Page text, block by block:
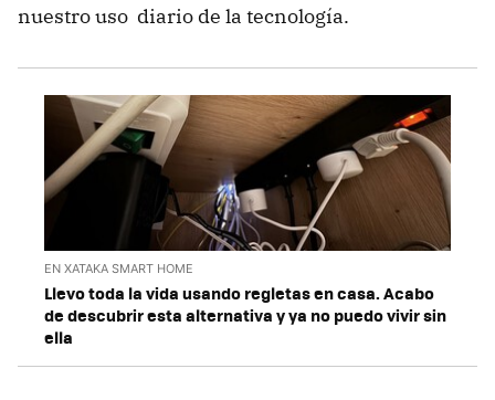
nuestro uso diario de la tecnología.
EN XATAKA SMART HOME
Llevo toda la vida usando regletas en casa. Acabo
de descubrir esta alternativa y ya no puedo vivir sin
ella